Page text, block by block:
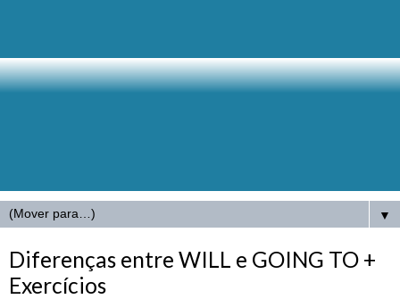
▼
Diferenças entre WILL e GOING TO +
Exercícios